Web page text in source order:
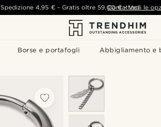
Borse e portafogli Abbigliamento e
Spedizione 4,95 € - Gratis oltre 59,00 € - Vedi le
Contattaci